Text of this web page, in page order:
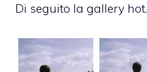
Di seguito la gallery hot.